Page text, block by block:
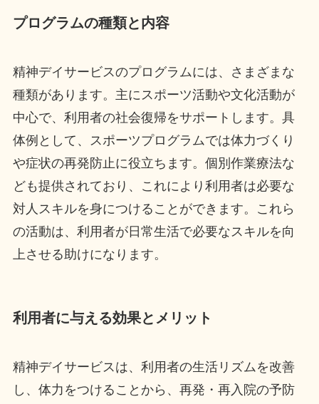
プログラムの種類と内容
精神デイサービスのプログラムには、さまざまな
種類があります。主にスポーツ活動や文化活動が
中心で、利用者の社会復帰をサポートします。具
体例として、スポーツプログラムでは体力づくり
や症状の再発防止に役立ちます。個別作業療法な
ども提供されており、これにより利用者は必要な
対人スキルを身につけることができます。これら
の活動は、利用者が日常生活で必要なスキルを向
上させる助けになります。
利用者に与える効果とメリット
精神デイサービスは、利用者の生活リズムを改善
し、体力をつけることから、再発・再入院の予防